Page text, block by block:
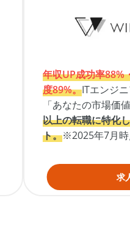
年収UP成功率88%
度89%。ITエンジ
「あなたの市場価
以上の転職に特化
ト。※2025年7月時
求